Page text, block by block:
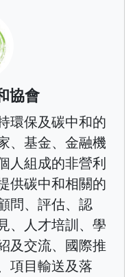
協會
環保及碳中和的
、基金、金融機
人組成的非營利
供碳中和相關的
問、評估、認
、人才培訓、學
及交流、國際推
項目輸送及落